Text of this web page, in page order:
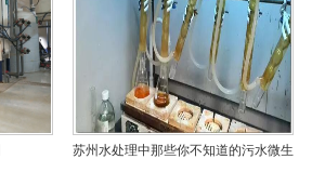
苏州水处理中那些你不知道的污水微生